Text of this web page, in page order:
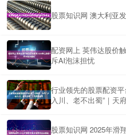
股票知识网 澳大利亚
配资网上 英伟达股价
斥AI泡沫担忧
行业领先的股票配资
入川、老不出蜀”｜天
股票知识网 2025年滑